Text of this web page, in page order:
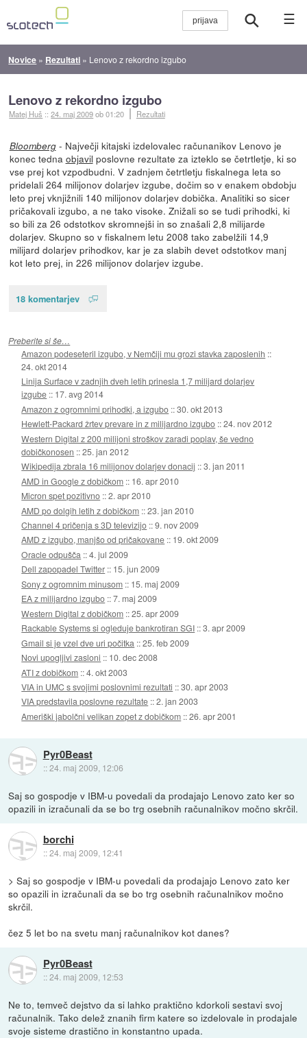
☰
Novice » Rezultati » Lenovo z rekordno izgubo
Lenovo z rekordno izgubo
Matej Huš ::24. maj 2009ob 01:20 Rezultati
Bloomberg- Največji kitajski izdelovalec računanikov Lenovo je
konec tedna objavil poslovne rezultate za izteklo se četrtletje, ki so
vse prej kot vzpodbudni. V zadnjem četrtletju fiskalnega leta so
pridelali 264 milijonov dolarjev izgube, dočim so v enakem obdobju
leto prej vknjižnili 140 milijonov dolarjev dobička. Analitiki so sicer
pričakovali izgubo, a ne tako visoke. Znižali so se tudi prihodki, ki
so bili za 26 odstotkov skromnejši in so znašali 2,8 milijarde
dolarjev. Skupno so v fiskalnem letu 2008 tako zabelžili 14,9
milijard dolarjev prihodkov, kar je za slabih devet odstotkov manj
kot leto prej, in 226 milijonov dolarjev izgube.
18 komentarjev
Preberite si še…
Amazon podeseteril izgubo, v Nemčiji mu grozi stavka zaposlenih ::
24. okt 2014
Linija Surface v zadnjih dveh letih prinesla 1,7 milijard dolarjev
izgube :: 17. avg 2014
Amazon z ogromnimi prihodki, a izgubo ::30. okt 2013
Hewlett-Packard žrtev prevare in z milijardno izgubo ::24. nov 2012
Western Digital z 200 milijoni stroškov zaradi poplav, še vedno
dobičkonosen ::25. jan 2012
Wikipedija zbrala 16 milijonov dolarjev donacij ::3. jan 2011
AMD in Google z dobičkom :: 16. apr 2010
Micron spet pozitivno ::2. apr 2010
AMD po dolgih letih z dobičkom ::23. jan 2010
Channel 4 pričenja s 3D televizijo ::9. nov 2009
AMD z izgubo, manjšo od pričakovane :: 19. okt 2009
Oracle odpušča ::4. jul 2009
Dell zapopadel Twitter :: 15. jun 2009
Sony z ogromnim minusom :: 15. maj 2009
EA z milijardno izgubo ::7. maj 2009
Western Digital z dobičkom ::25. apr 2009
Rackable Systems si ogleduje bankrotiran SGI ::3. apr 2009
Gmail si je vzel dve uri počitka ::25. feb 2009
Novi upogljivi zasloni :: 10. dec 2008
ATI z dobičkom ::4. okt 2003
VIA in UMC s svojimi poslovnimi rezultati ::30. apr 2003
VIA predstavila poslovne rezultate ::2. jan 2003
Ameriški jabolčni velikan zopet z dobičkom ::26. apr 2001
Pyr0Beast
::24. maj 2009, 12:06
Saj so gospodje v IBM-u povedali da prodajajo Lenovo zato ker so
opazili in izračunali da se bo trg osebnih računalnikov močno skrčil.
borchi
::24. maj 2009, 12:41
> Saj so gospodje v IBM-u povedali da prodajajo Lenovo zato ker
so opazili in izračunali da se bo trg osebnih računalnikov močno
skrčil.
čez 5 let bo na svetu manj računalnikov kot danes?
Pyr0Beast
::24. maj 2009, 12:53
Ne to, temveč dejstvo da si lahko praktično kdorkoli sestavi svoj
računalnik. Tako delež znanih firm katere so izdelovale in prodajale
svoje sisteme drastično in konstantno upada.